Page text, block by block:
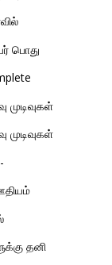
பொது
முடிவுகள்
முடிவுகள்
தனி